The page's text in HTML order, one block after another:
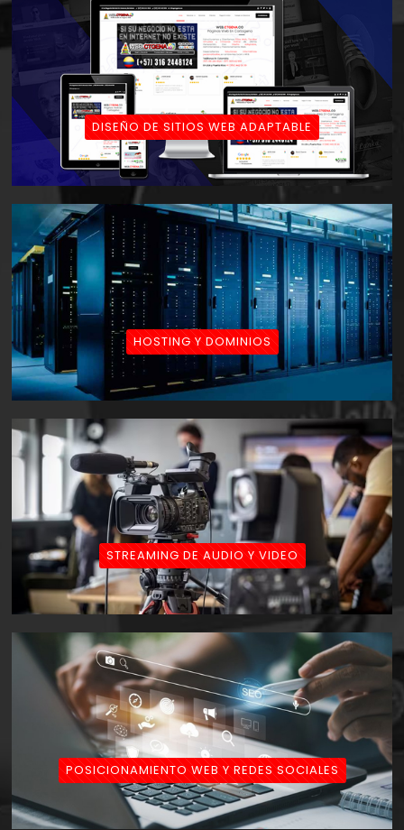
DISEÑO DE SITIOS WEB ADAPTABLE
HOSTING Y DOMINIOS
STREAMING DE AUDIO Y VIDEO
POSICIONAMIENTO WEB Y REDES SOCIALES